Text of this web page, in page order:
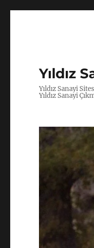
Yıldız
Yıldız Sanayi
Yıldız Sanayi